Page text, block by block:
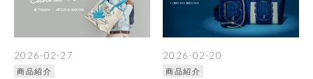
2026-02-27
商品紹介
2026-02-20
商品紹介